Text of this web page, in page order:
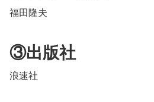
福田隆夫
③出版社
浪速社